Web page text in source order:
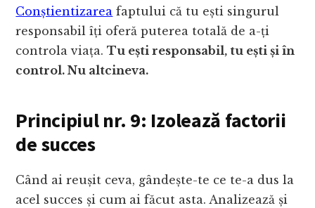
Conștientizarea faptului că tu ești singurul
responsabil îți oferă puterea totală de a-ți
controla viața.Tu ești responsabil, tu ești și în
control. Nu altcineva.
Principiul nr. 9: Izolează factorii
de succes
Când ai reușit ceva, gândește-te ce te-a dus la
acel succes și cum ai făcut asta. Analizează și